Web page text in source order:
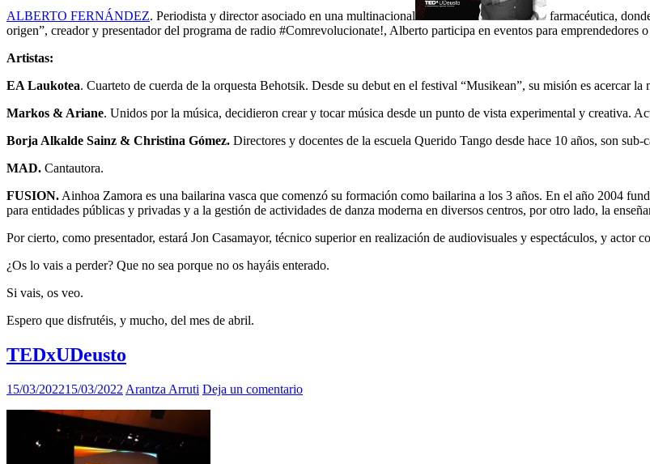
ALBERTO FERNÁNDEZ. Periodista y director asociado en una multinacional
farmacéutica,
origen”, creador y presentador del programa de radio #Comrevolucionate!, Alberto participa en eventos para emprendedores
Artistas:
EA Laukotea. Cuarteto de cuerda de la orquesta Behotsik. Desde su debut en el festival “Musikean”, su misión es acercar la
Markos & Ariane. Unidos por la música, decidieron crear y tocar música desde un punto de vista experimental y creativa.
Borja Alkalde Sainz & Christina Gómez. Directores y docentes de la escuela Querido Tango desde hace 10 años, son
MAD. Cantautora.
FUSION. Ainhoa Zamora es una bailarina vasca que comenzó su formación como bailarina a los 3 años. En el año 2004
para entidades públicas y privadas y a la gestión de actividades de danza moderna en diversos centros, por otro lado, la
Por cierto, como presentador, estará Jon Casamayor, técnico superior en realización de audiovisuales y espectáculos, y actor
¿Os lo vais a perder? Que no sea porque no os hayáis enterado.
Si vais, os veo.
Espero que disfrutéis, y mucho, del mes de abril.
TEDxUDeusto
15/03/202215/03/2022 Arantza Arruti Deja un comentario